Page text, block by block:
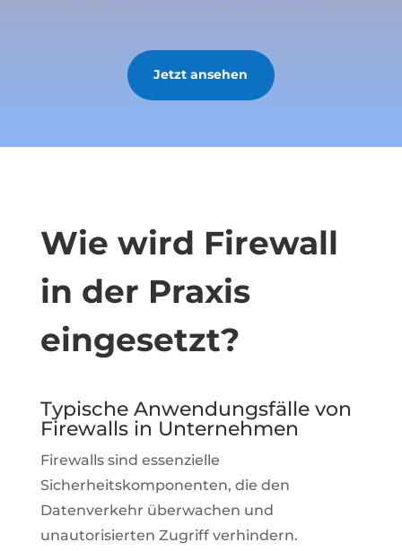
Jetzt ansehen
Wie wird Firewall
in der Praxis
eingesetzt?
Typische Anwendungsfälle von
Firewalls in Unternehmen
Firewalls sind essenzielle
Sicherheitskomponenten, die den
Datenverkehr überwachen und
unautorisierten Zugriff verhindern.